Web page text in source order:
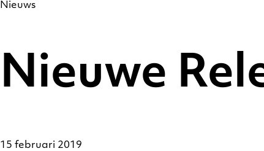
Nieuws
Nieuwe
15 februari 2019